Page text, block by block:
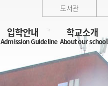
입학안내
Admission Guideline
학교소개
About our school
도서관